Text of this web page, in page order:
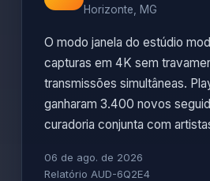
Horizonte, MG
O modo janela do estúdio
capturas em 4K sem
transmissões simultâneas.
ganharam 3.400 novos
curadoria conjunta com
06 de ago. de 2026
Relatório AUD-6Q2E4